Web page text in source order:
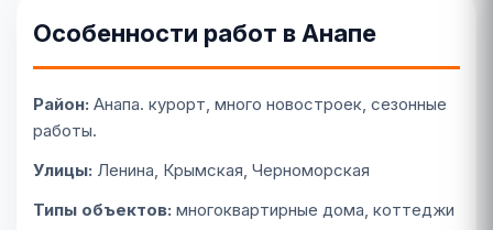
Особенности работ в Анапе
Район: Анапа. курорт, много новостроек, сезонные
работы.
Улицы: Ленина, Крымская, Черноморская
Типы объектов: многоквартирные дома, коттеджи